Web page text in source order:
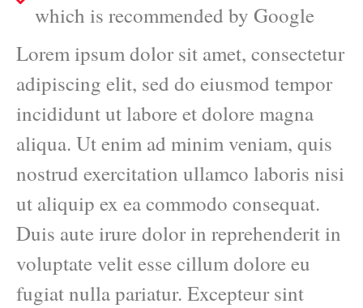
which is recommended by Google
Lorem ipsum dolor sit amet, consectetur
adipiscing elit, sed do eiusmod tempor
incididunt ut labore et dolore magna
aliqua. Ut enim ad minim veniam, quis
nostrud exercitation ullamco laboris nisi
ut aliquip ex ea commodo consequat.
Duis aute irure dolor in reprehenderit in
voluptate velit esse cillum dolore eu
fugiat nulla pariatur. Excepteur sint